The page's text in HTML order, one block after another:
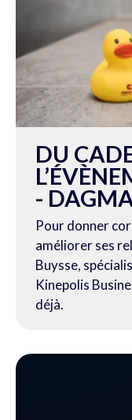
DU
-
Pour donner
améliorer ses
Buysse,
Kinepolis
déjà.